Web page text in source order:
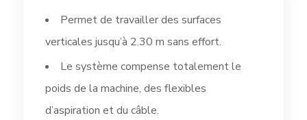
Permet de travailler des surfaces
verticales jusqu’à 2.30 m sans effort.
Le système compense totalement le
poids de la machine, des flexibles
d’aspiration et du câble.